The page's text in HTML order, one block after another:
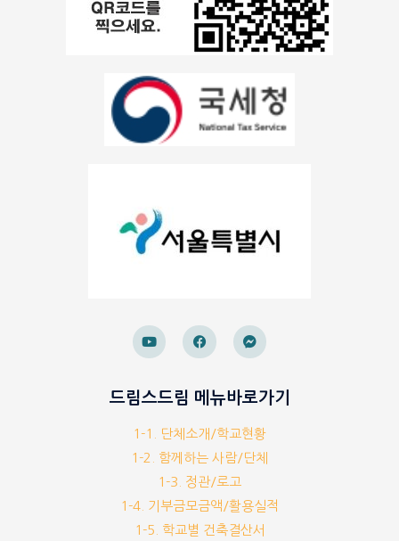
드림스드림 메뉴바로가기
1-1. 단체소개/학교현황
1-2. 함께하는 사람/단체
1-3. 정관/로고
1-4. 기부금모금액/활용실적
1-5. 학교별 건축결산서